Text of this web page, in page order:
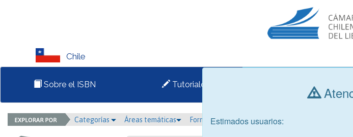
Chile
Sobre el ISBN Tutoriales Consultar libros
Categorías Áreas temáticas Formato Año de publicación
Estimados usuarios: